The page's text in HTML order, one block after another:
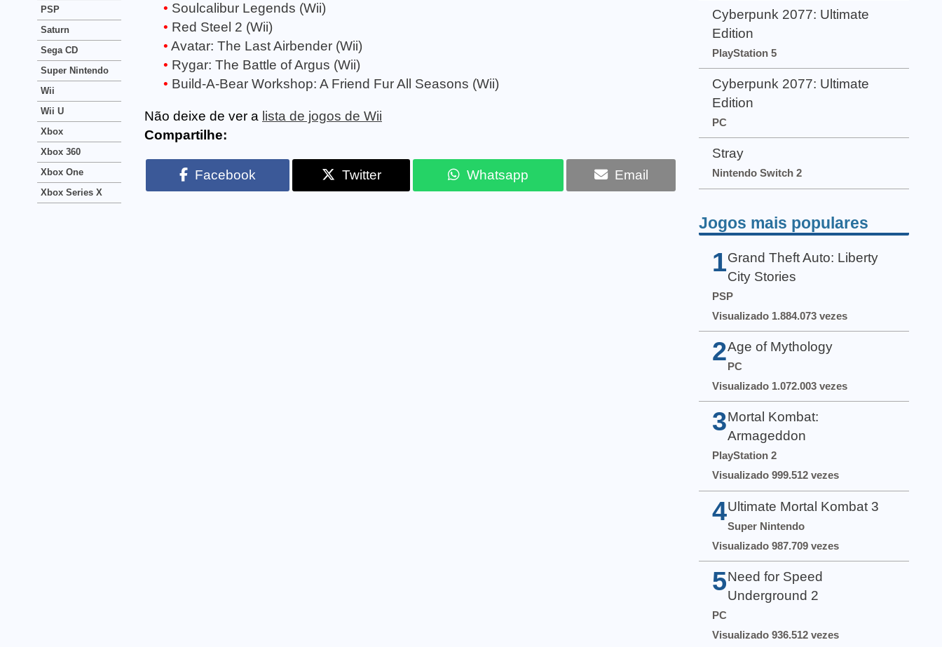
Soulcalibur Legends (Wii)
Red Steel 2 (Wii)
Avatar: The Last Airbender (Wii)
Rygar: The Battle of Argus (Wii)
Build-A-Bear Workshop: A Friend Fur All Seasons (Wii)
Não deixe de ver a lista de jogos de Wii
Compartilhe:
Facebook Twitter Whatsapp Email
PSP
Saturn
Sega CD
Super Nintendo
Wii
Wii U
Xbox
Xbox 360
Xbox One
Xbox Series X
Cyberpunk 2077: Ultimate
Edition
PlayStation 5
Cyberpunk 2077: Ultimate
Edition
PC
Stray
Nintendo Switch 2
Jogos mais populares
1 Grand Theft Auto: Liberty
City Stories
PSP
Visualizado 1.884.073 vezes
2Age of Mythology
PC
Visualizado 1.072.003 vezes
3 Mortal Kombat:
Armageddon
PlayStation 2
Visualizado 999.512 vezes
4 Ultimate Mortal Kombat 3
Super Nintendo
Visualizado 987.709 vezes
5 Need for Speed
Underground 2
PC
Visualizado 936.512 vezes